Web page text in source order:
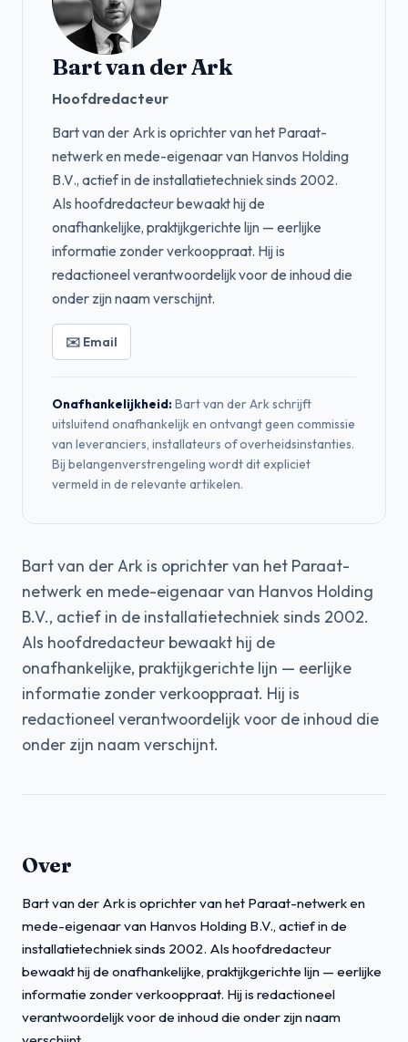
Bart van der Ark
Hoofdredacteur
Bart van der Ark is oprichter van het Paraat-
netwerk en mede-eigenaar van Hanvos Holding
B.V., actief in de installatietechniek sinds 2002.
Als hoofdredacteur bewaakt hij de
onafhankelijke, praktijkgerichte lijn — eerlijke
informatie zonder verkooppraat. Hij is
redactioneel verantwoordelijk voor de inhoud die
onder zijn naam verschijnt.
✉️ Email
Onafhankelijkheid:Bart van der Ark schrijft
uitsluitend onafhankelijk en ontvangt geen commissie
van leveranciers, installateurs of overheidsinstanties.
Bij belangenverstrengeling wordt dit expliciet
vermeld in de relevante artikelen.
Bart van der Ark is oprichter van het Paraat-
netwerk en mede-eigenaar van Hanvos Holding
B.V., actief in de installatietechniek sinds 2002.
Als hoofdredacteur bewaakt hij de
onafhankelijke, praktijkgerichte lijn — eerlijke
informatie zonder verkooppraat. Hij is
redactioneel verantwoordelijk voor de inhoud die
onder zijn naam verschijnt.
Over
Bart van der Ark is oprichter van het Paraat-netwerk en
mede-eigenaar van Hanvos Holding B.V., actief in de
installatietechniek sinds 2002. Als hoofdredacteur
bewaakt hij de onafhankelijke, praktijkgerichte lijn — eerlijke
informatie zonder verkooppraat. Hij is redactioneel
verantwoordelijk voor de inhoud die onder zijn naam